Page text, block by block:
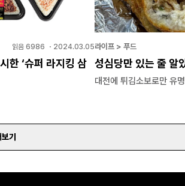
읽음 6986 ・ 2024.03.05
한 ‘슈퍼 라지킹 삼
라이프 > 푸드
성심당만 있는 줄 알
대전에 튀김소보로만 유
기